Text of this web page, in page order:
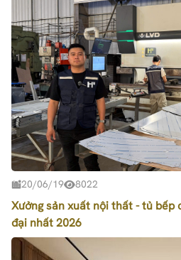
20/06/19 8022
Xưởng sản xuất nội thất - tủ bếp
đại nhất 2026